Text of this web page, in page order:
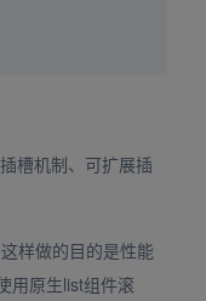
槽机制、可扩展插
样做的目的是性能
用原生list组件滚